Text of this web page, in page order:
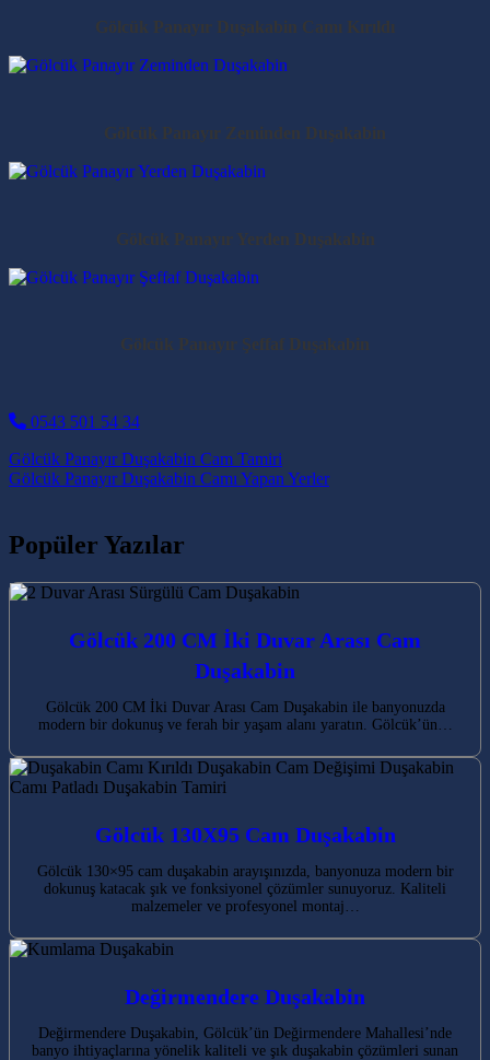
Gölcük Panayır Duşakabin Camı Kırıldı
Gölcük Panayır Zeminden Duşakabin
Gölcük Panayır Yerden Duşakabin
Gölcük Panayır Şeffaf Duşakabin
0543 501 54 34
Post navigation
Gölcük Panayır Duşakabin Cam Tamiri
Gölcük Panayır Duşakabin Camı Yapan Yerler
Popüler Yazılar
Gölcük 200 CM İki Duvar Arası Cam
Duşakabin
Gölcük 200 CM İki Duvar Arası Cam Duşakabin ile banyonuzda
modern bir dokunuş ve ferah bir yaşam alanı yaratın. Gölcük’ün…
Gölcük 130X95 Cam Duşakabin
Gölcük 130×95 cam duşakabin arayışınızda, banyonuza modern bir
dokunuş katacak şık ve fonksiyonel çözümler sunuyoruz. Kaliteli
malzemeler ve profesyonel montaj…
Değirmendere Duşakabin
Değirmendere Duşakabin, Gölcük’ün Değirmendere Mahallesi’nde
banyo ihtiyaçlarına yönelik kaliteli ve şık duşakabin çözümleri sunan